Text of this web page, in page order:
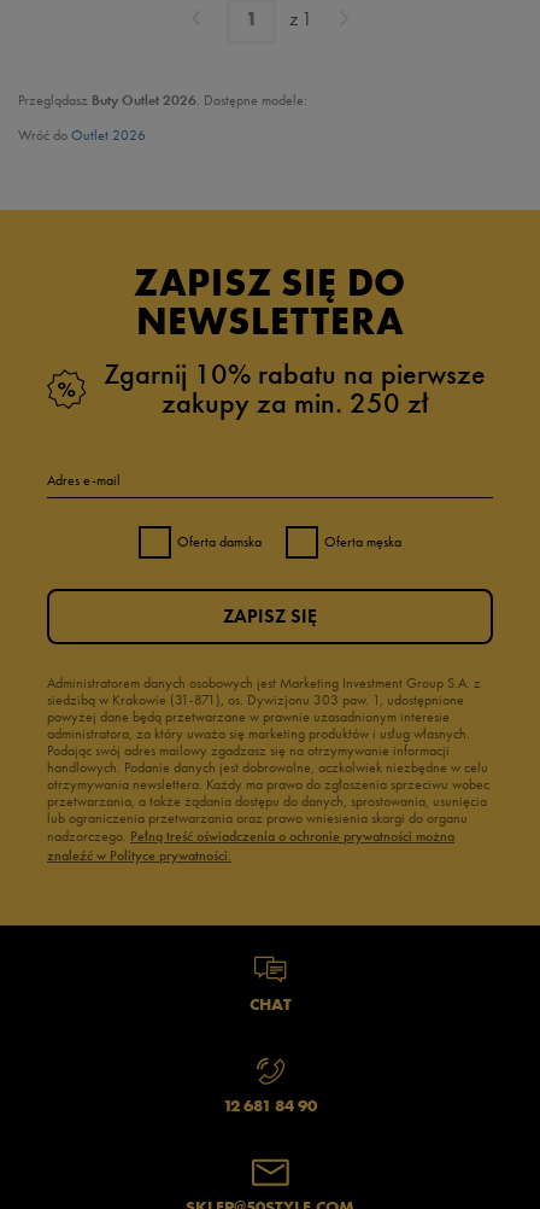
z 1
Przeglądasz Buty Outlet 2026. Dostępne modele:
Wróć doOutlet 2026
ZAPISZ SIĘ DO
NEWSLETTERA
Zgarnij 10% rabatu na pierwsze
zakupy za min. 250 zł
Adres e-mail
Oferta damska Oferta męska
Administratorem danych osobowych jest Marketing Investment Group S.A. z
siedzibą w Krakowie (31-871), os. Dywizjonu 303 paw. 1, udostępnione
powyżej dane będą przetwarzane w prawnie uzasadnionym interesie
administratora, za który uważa się marketing produktów i usług własnych.
Podając swój adres mailowy zgadzasz się na otrzymywanie informacji
handlowych. Podanie danych jest dobrowolne, aczkolwiek niezbędne w celu
otrzymywania newslettera. Każdy ma prawo do zgłoszenia sprzeciwu wobec
przetwarzania, a także żądania dostępu do danych, sprostowania, usunięcia
lub ograniczenia przetwarzania oraz prawo wniesienia skargi do organu
nadzorczego. Pełną treść oświadczenia o ochronie prywatności można
znaleźć w Polityce prywatności.
ZAPISZ SIĘ
CHAT
12 681 84 90